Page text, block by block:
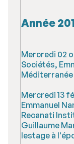
Année
Mercredi 02
Sociétés,
Mercredi 13
Emmanuel
Recanati
Guillaume
lestage à